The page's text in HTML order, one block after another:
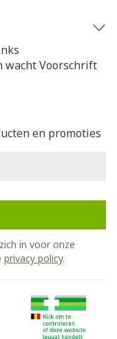
wachtVoorschrift
en promoties
in voor onze
privacy policy.